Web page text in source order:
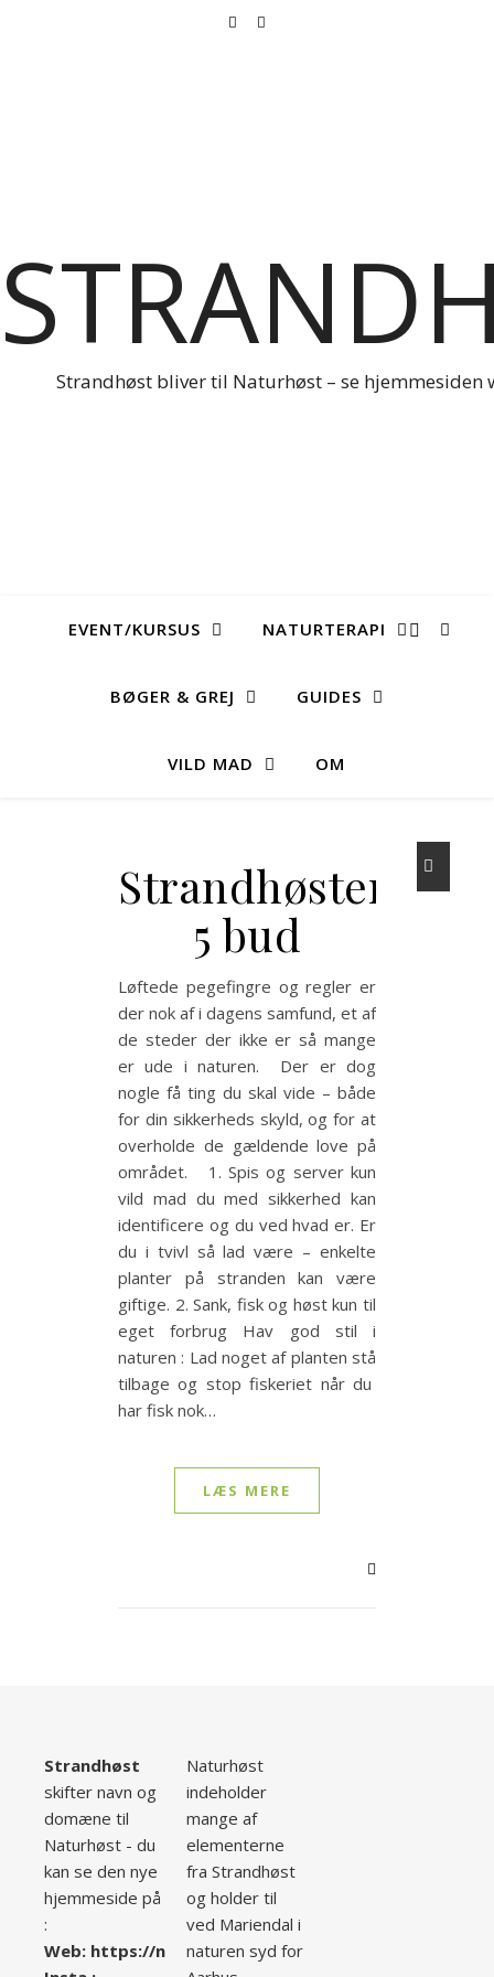
Strandhøst bliver til Naturhøst – se hjemmesiden
EVENT/KURSUS NATURTERAPI
BØGER & GREJ GUIDES
VILD MAD OM
Strandhøsterens
5 bud
Løftede pegefingre og regler er
der nok af i dagens samfund, et af
de steder der ikke er så mange
er ude i naturen. Der er dog
nogle få ting du skal vide – både
for din sikkerheds skyld, og for at
overholde de gældende love på
området. 1. Spis og server kun
vild mad du med sikkerhed kan
identificere og du ved hvad er. Er
du i tvivl så lad være – enkelte
planter på stranden kan være
giftige. 2. Sank, fisk og høst kun til
eget forbrug Hav god stil i
naturen : Lad noget af planten stå
tilbage og stop fiskeriet når du
har fisk nok…
LÆS MERE
Strandhøst
skifter navn og
domæne til
Naturhøst - du
kan se den nye
hjemmeside på
:
Web: https://naturhoest.dk/
Naturhøst
indeholder
mange af
elementerne
fra Strandhøst
og holder til
ved Mariendal i
naturen syd for